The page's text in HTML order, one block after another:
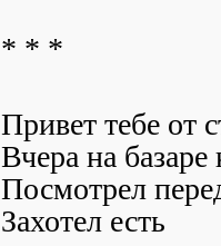
* * *
Привет тебе от
Вчера на базаре
Посмотрел
Захотел есть